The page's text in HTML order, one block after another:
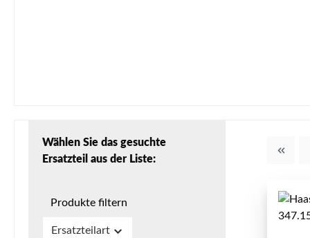
Wählen Sie das gesuchte
Ersatzteil aus der Liste:
Produkte filtern
Ersatzteilart